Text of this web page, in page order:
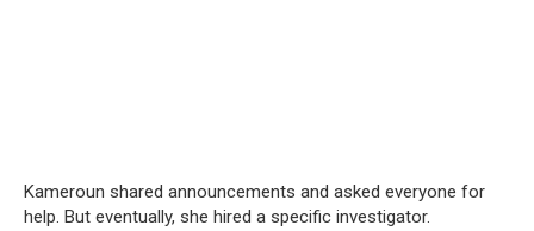
Kameroun shared announcements and asked everyone for
help. But eventually, she hired a specific investigator.